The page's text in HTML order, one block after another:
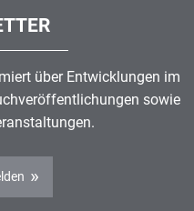
über Entwicklungen im
sowie